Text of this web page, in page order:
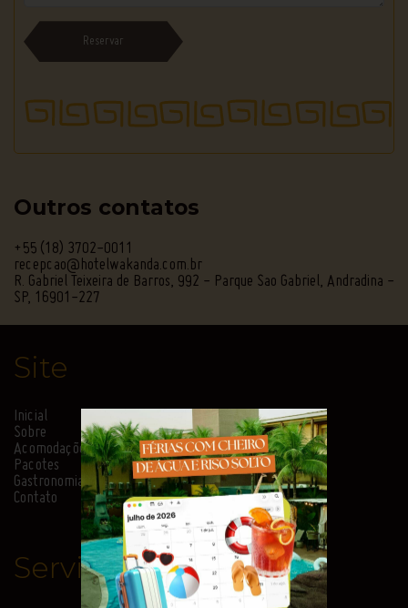
Pacote
aniversário
Bar
lobby
Estacionamento
Pet
Friendly
Copa
Reservar
Outros contatos
+55 (18) 3702-0011
recepcao@hotelwakanda.com.br
R. Gabriel Teixeira de Barros, 992 - Parque Sao Gabriel, Andradina -
SP, 16901-227
Site
Inicial
Sobre
Acomodações
Pacotes
Gastronomia
Contato
Serviços